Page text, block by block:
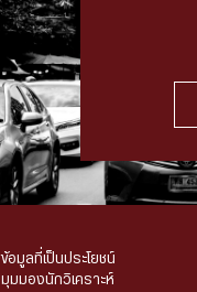
ข้อมูลที่เป็นประโยชน์
มุมมองนักวิเคราะห์